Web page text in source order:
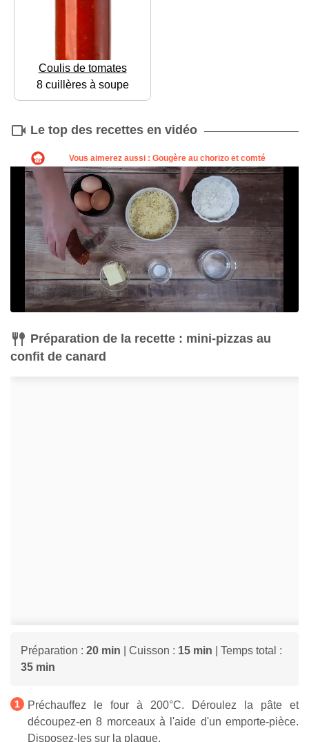
Coulis de tomates
8 cuillères à soupe
Le top des recettes en vidéo
Préparation de la recette : mini-pizzas au
confit de canard
Préparation : 20 min | Cuisson : 15 min | Temps total :
35 min
Préchauffez le four à 200°C. Déroulez la pâte et
découpez-en 8 morceaux à l'aide d'un emporte-pièce.
Disposez-les sur la plaque.